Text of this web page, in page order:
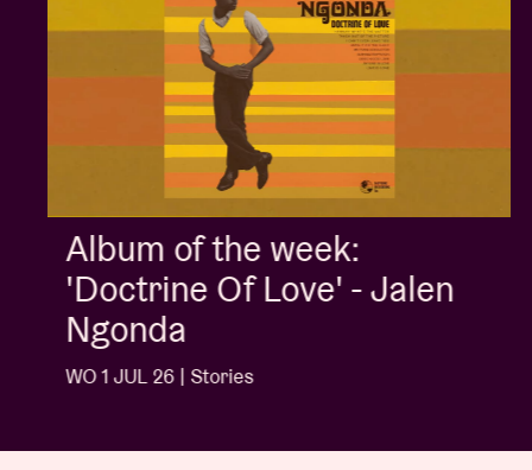
Album of the week:
'Doctrine Of Love' - Jalen
Ngonda
WO 1 JUL 26 | Stories